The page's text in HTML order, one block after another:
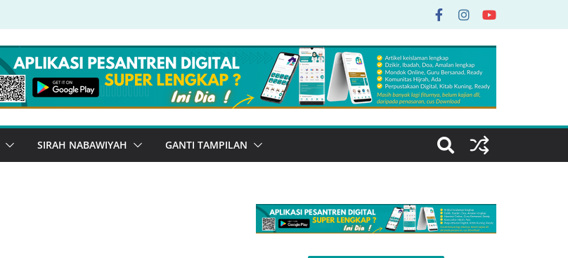
SIRAH NABAWIYAH GANTI TAMPILAN